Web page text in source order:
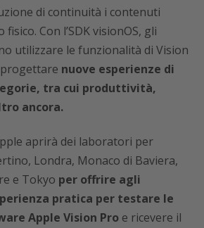
di continuità i contenuti
Con l’SDK visionOS, gli
utilizzare le funzionalità di Vision
nuove esperienze di
tra cui produttività,
ancora.
aprirà dei laboratori per
Londra, Monaco di Baviera,
e Tokyo per offrire agli
pratica per testare le
Apple Vision Pro e ricevere il